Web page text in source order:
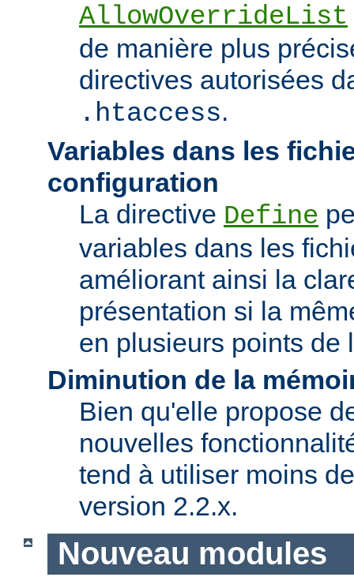
AllowOverrideList
de manière plus
directives autorisées
.htaccess.
Variables dans les
configuration
La directive Define
variables dans les
améliorant ainsi la
présentation si la
en plusieurs points de
Diminution de la
Bien qu'elle propose
nouvelles
tend à utiliser moins
version 2.2.x.
Nouveau modules